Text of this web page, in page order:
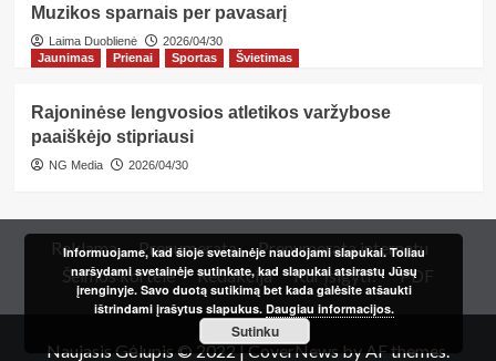
Muzikos sparnais per pavasarį
Laima Duoblienė
2026/04/30
Jaunimas
Prienai Sportas Švietimas
Rajoninėse lengvosios atletikos varžybose
paaiškėjo stipriausi
NG Media 2026/04/30
Reklama Prenumerata
Prenumerata internetu
Šeimos kortelė
Redakcija Kur įsigyti? PDF
Naujasis Gėlupis © 2022|CoverNews by AF themes.
Informuojame, kad šioje svetainėje naudojami slapukai. Toliau
naršydami svetainėje sutinkate, kad slapukai atsirastų Jūsų
įrenginyje. Savo duotą sutikimą bet kada galėsite atšaukti
ištrindami įrašytus slapukus. Daugiau informacijos.
Sutinku